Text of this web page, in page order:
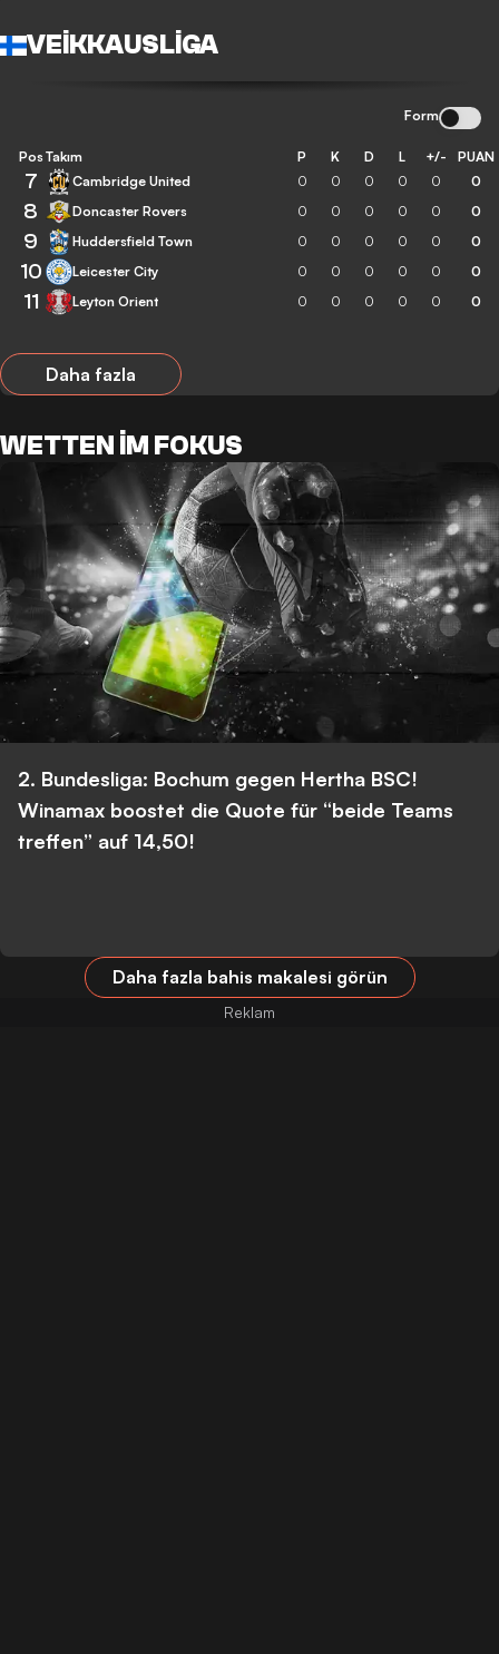
VEIKKAUSLIGA
Form
Pos Takım P K D L +/- PUAN
7 Cambridge United 0 0 0 0 0 0
8 Doncaster Rovers 0 0 0 0 0 0
9 Huddersfield Town 0 0 0 0 0 0
10 Leicester City 0 0 0 0 0 0
11 Leyton Orient 0 0 0 0 0 0
Daha fazla
WETTEN IM FOKUS
2. Bundesliga: Bochum gegen Hertha BSC!
Winamax boostet die Quote für “beide Teams
treffen” auf 14,50!
Daha fazla bahis makalesi görün